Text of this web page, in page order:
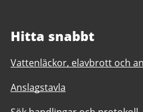
Hitta snabbt
Vattenläckor, elavbrott och
Anslagstavla